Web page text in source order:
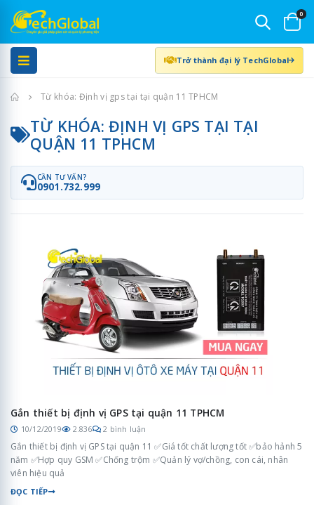
0
Trở thành đại lý TechGlobal
Trang chủTừ khóa: Định vị gps tại tại quận 11 TPHCM
TỪ KHÓA: ĐỊNH VỊ GPS TẠI TẠI
QUẬN 11 TPHCM
CẦN TƯ VẤN?
0901.732.999
Gắn thiết bị định vị GPS tại quận 11 TPHCM
10/12/2019 2.836 2 bình luận
Gắn thiết bị định vị GPS tại quận 11 ✅Giá tốt chất lượng tốt ✅bảo hảnh 5
năm ✅Hợp quy GSM ✅Chống trộm ✅Quản lý vợ/chồng, con cái, nhân
viên hiệu quả
ĐỌC TIẾP